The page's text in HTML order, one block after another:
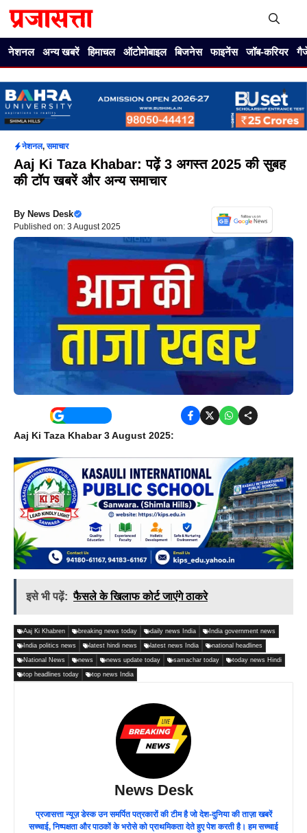
नेशनल अन्य खबरें हिमाचल ऑटोमोबाइल बिजनेस फाइनेंस जॉब-करियर
नेशनल,समाचार
Aaj Ki Taza Khabar: पढ़ें 3 अगस्त 2025 की सुबह
की टॉप खबरें और अन्य समाचार
By News Desk
Published on: 3 August 2025
Aaj Ki Taza Khabar 3 August 2025:
इसे भी पढ़ें: फैसले के खिलाफ कोर्ट जाएंगे ठाकरे
Aaj Ki Khabren breaking news today daily news India India government news
India politics news latest hindi news latest news India national headlines
National News news news update today samachar today today news Hindi
top headlines today top news India
News Desk
प्रजासत्ता न्यूज़ डेस्क उन समर्पित पत्रकारों की टीम है जो देश-दुनिया की ताज़ा खबरें
सच्चाई, निष्पक्षता और पाठकों के भरोसे को प्राथमिकता देते हुए पेश करती है। हम सच्चाई